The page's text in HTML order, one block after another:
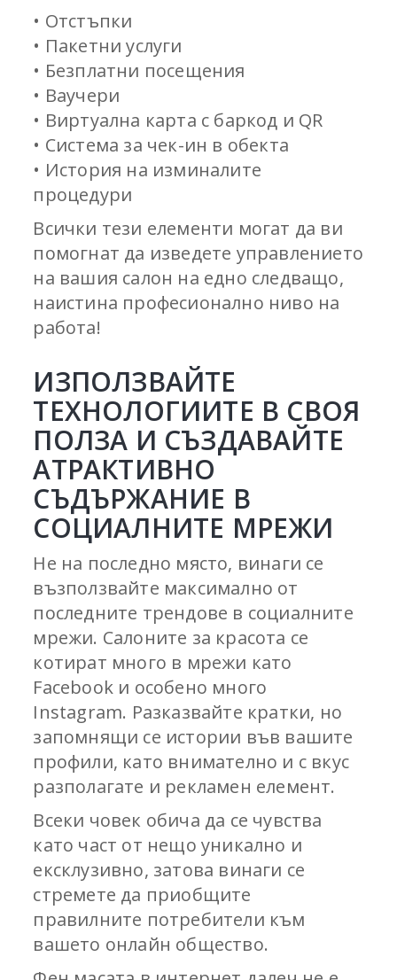
• Отстъпки
• Пакетни услуги
• Безплатни посещения
• Ваучери
• Виртуална карта с баркод и QR
• Система за чек-ин в обекта
• История на изминалите
процедури
Всички тези елементи могат да ви
помогнат да изведете управлението
на вашия салон на едно следващо,
наистина професионално ниво на
работа!
ИЗПОЛЗВАЙТЕ
ТЕХНОЛОГИИТЕ В СВОЯ
ПОЛЗА И СЪЗДАВАЙТЕ
АТРАКТИВНО
СЪДЪРЖАНИЕ В
СОЦИАЛНИТЕ МРЕЖИ
Не на последно място, винаги се
възползвайте максимално от
последните трендове в социалните
мрежи. Салоните за красота се
котират много в мрежи като
Facebook и особено много
Instagram. Разказвайте кратки, но
запомнящи се истории във вашите
профили, като внимателно и с вкус
разполагате и рекламен елемент.
Всеки човек обича да се чувства
като част от нещо уникално и
ексклузивно, затова винаги се
стремете да приобщите
правилните потребители към
вашето онлайн общество.